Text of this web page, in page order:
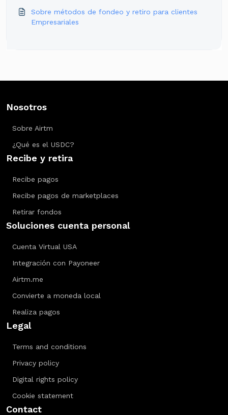
Sobre métodos de fondeo y retiro para clientes
Empresariales
Nosotros
Sobre Airtm
¿Qué es el USDC?
Recibe y retira
Recibe pagos
Recibe pagos de marketplaces
Retirar fondos
Soluciones cuenta personal
Cuenta Virtual USA
Integración con Payoneer
Airtm.me
Convierte a moneda local
Realiza pagos
Legal
Terms and conditions
Privacy policy
Digital rights policy
Cookie statement
Contact